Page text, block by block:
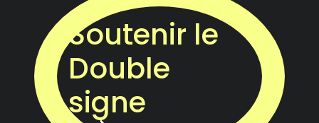
Soutenir le
Double
signe